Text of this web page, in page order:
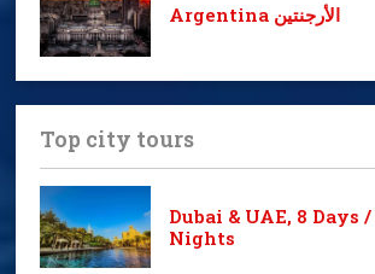
Argentina الأرجنتين
Top city tours
Dubai & UAE, 8 Days /
Nights